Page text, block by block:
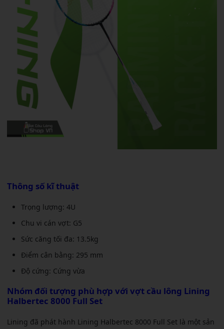
Thông số kĩ thuật
Trọng lượng: 4U
Chu vi cán vợt: G5
Sức căng tối đa: 13.5kg
Điểm cân bằng: 295 mm
Độ cứng: Cứng vừa
Nhóm đối tượng phù hợp với vợt cầu lông Lining
Halbertec 8000 Full Set
Lining đã phát hành Lining Halbertec 8000 Full Set là một sản